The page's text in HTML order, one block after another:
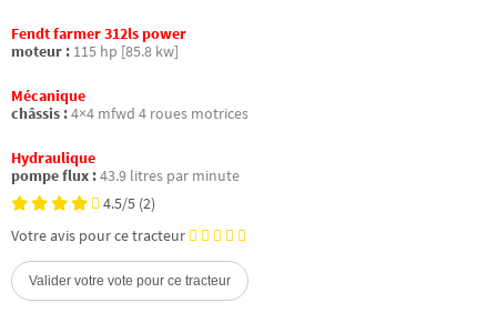
Fendt farmer 312ls power
moteur : 115 hp [85.8 kw]
Mécanique
châssis :4×4 mfwd 4 roues motrices
Hydraulique
pompe flux :43.9 litres par minute
4.5/5 (2)
Votre avis pour ce tracteur